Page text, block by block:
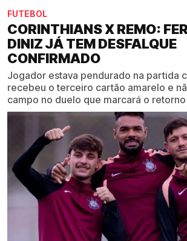
FUTEBOL
CORINTHIANS X REMO:
DINIZ JÁ TEM DESFALQUE
CONFIRMADO
Jogador estava pendurado na partida
recebeu o terceiro cartão amarelo e
campo no duelo que marcará o